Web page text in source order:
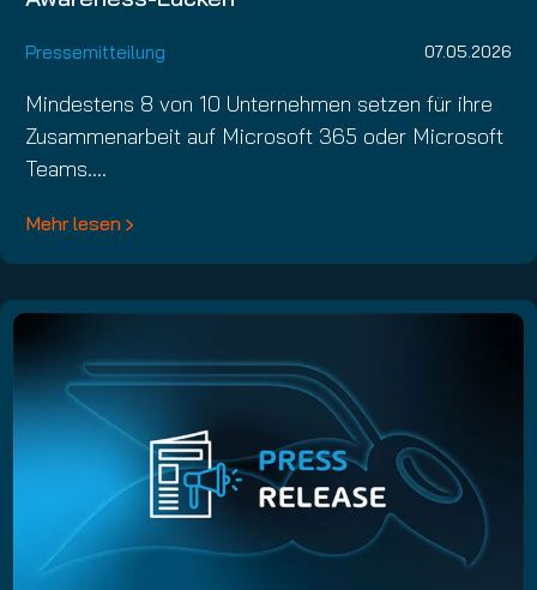
Pressemitteilung 07.05.2026
Mindestens 8 von 10 Unternehmen setzen für ihre
Zusammenarbeit auf Microsoft 365 oder Microsoft
Teams.…
Mehr lesen